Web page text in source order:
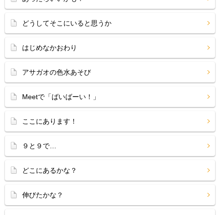
どうしてそこにいると思うか
はじめなかおわり
アサガオの色水あそび
Meetで「ばいばーい！」
ここにあります！
９と９で…
どこにあるかな？
伸びたかな？